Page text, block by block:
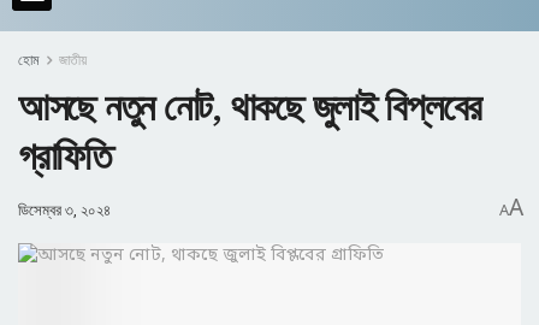
হোম জাতীয়
আসছে নতুন নোট, থাকছে জুলাই বিপ্লবের
গ্রাফিতি
ডিসেম্বর ৩, ২০২৪ AA